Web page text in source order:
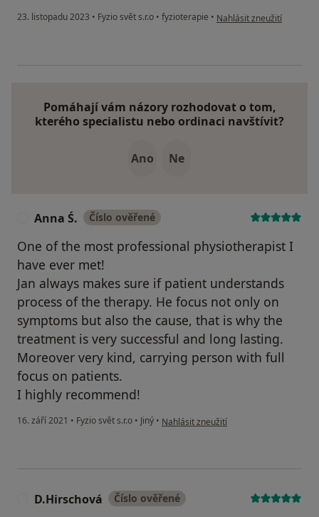
23. listopadu 2023 • Fyzio svět s.r.o • fyzioterapie • podle názoru uživatele
Nahlásit zneužití
Pomáhají vám názory rozhodovat o tom,
kterého specialistu nebo ordinaci navštívit?
Ano Ne
Anna Ś. Číslo ověřené
One of the most professional physiotherapist I
have ever met!
Jan always makes sure if patient understands
process of the therapy. He focus not only on
symptoms but also the cause, that is why the
treatment is very successful and long lasting.
Moreover very kind, carrying person with full
focus on patients.
I highly recommend!
16. září 2021 • Fyzio svět s.r.o • Jiný • podle názoru uživatele Anna Ś.
Nahlásit zneužití
D.Hirschová Číslo ověřené